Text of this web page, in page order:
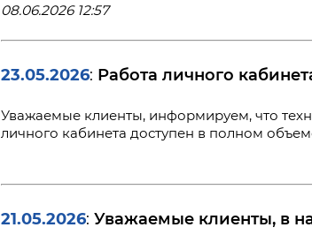
08.06.2026 12:57
23.05.2026: Работа личного
Уважаемые клиенты, информируем, что
личного кабинета доступен в полном
21.05.2026: Уважаемые клиенты, в